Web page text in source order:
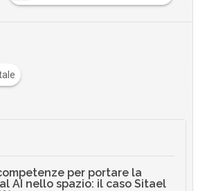
per portare la
AI nello spazio: il caso Sitael